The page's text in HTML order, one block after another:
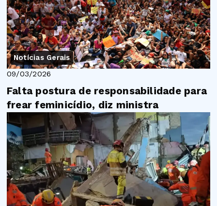
Notícias Gerais
09/03/2026
Falta postura de responsabilidade para
frear feminicídio, diz ministra